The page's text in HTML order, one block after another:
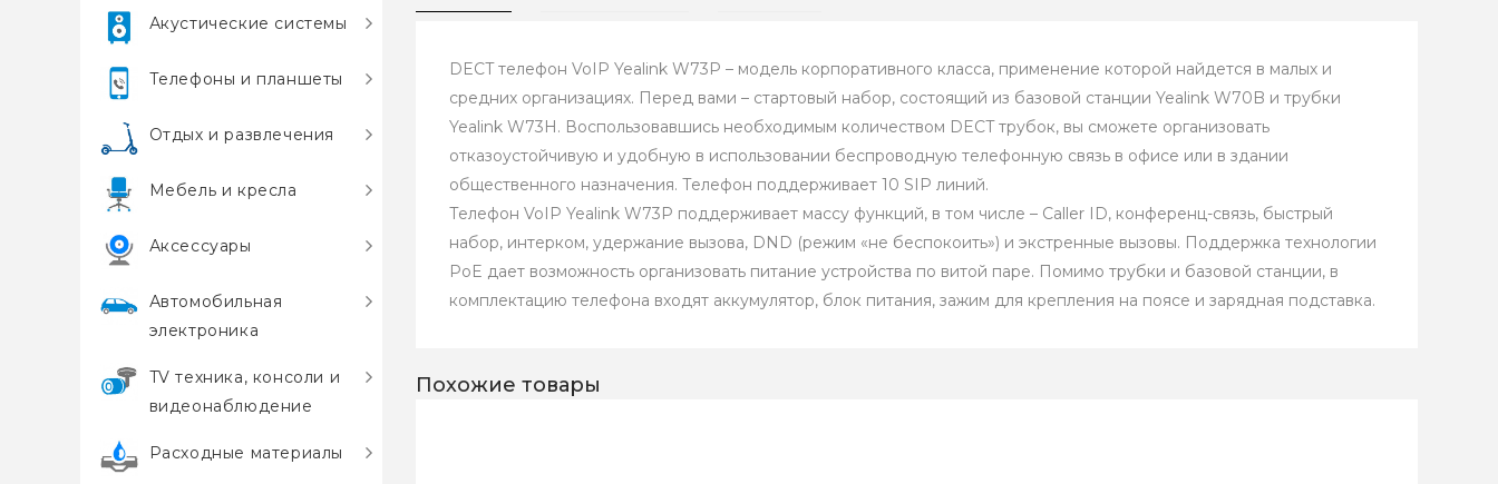
Акустические системы
Телефоны и планшеты
Отдых и развлечения
Мебель и кресла
Аксессуары
Автомобильная
электроника
TV техника, консоли и
видеонаблюдение
Расходные материалы
DECT телефон VoIP Yealink W73P – модель корпоративного класса, применение которой найдется в малых и
средних организациях. Перед вами – стартовый набор, состоящий из базовой станции Yealink W70B и трубки
Yealink W73H. Воспользовавшись необходимым количеством DECT трубок, вы сможете организовать
отказоустойчивую и удобную в использовании беспроводную телефонную связь в офисе или в здании
общественного назначения. Телефон поддерживает 10 SIP линий.
Телефон VoIP Yealink W73P поддерживает массу функций, в том числе – Caller ID, конференц-связь, быстрый
набор, интерком, удержание вызова, DND (режим «не беспокоить») и экстренные вызовы. Поддержка технологии
PoE дает возможность организовать питание устройства по витой паре. Помимо трубки и базовой станции, в
комплектацию телефона входят аккумулятор, блок питания, зажим для крепления на поясе и зарядная подставка.
Похожие товары